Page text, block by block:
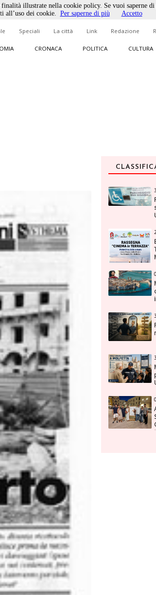
Speciali La città Link Redazione
CRONACA POLITICA CULTURA
illustrate nella cookie policy. Se vuoi saperne
all’uso dei cookie. Per saperne di più Accetto